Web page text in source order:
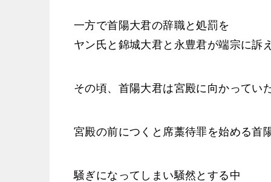
一方で首陽大君の辞職と処罰を
ヤン氏と錦城大君と永豊君が端宗に訴
その頃、首陽大君は宮殿に向かっていた
宮殿の前につくと席藁待罪を始める首
騒ぎになってしまい騒然とする中